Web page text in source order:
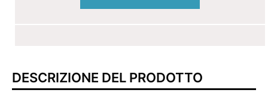
DESCRIZIONE DEL PRODOTTO